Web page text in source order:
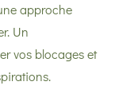
approche
Un
vos blocages et